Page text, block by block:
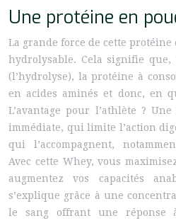
Une protéine en
La grande force de cette protéine
hydrolysable. Cela signifie
(l’hydrolyse), la protéine à
en acides aminés et donc, en
L’avantage pour l’athlète ?
immédiate, qui limite l’action
qui l’accompagnent,
Avec cette Whey, vous
augmentez vos capacités
s’explique grâce à une
le sang offrant une réponse